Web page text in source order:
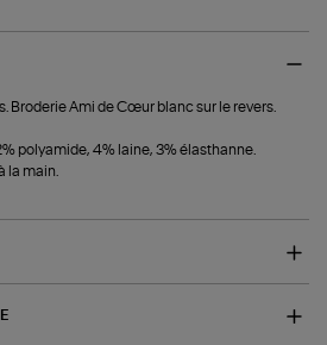
Broderie Ami de Cœur blanc sur le revers.
polyamide, 4% laine, 3% élasthanne.
la main.